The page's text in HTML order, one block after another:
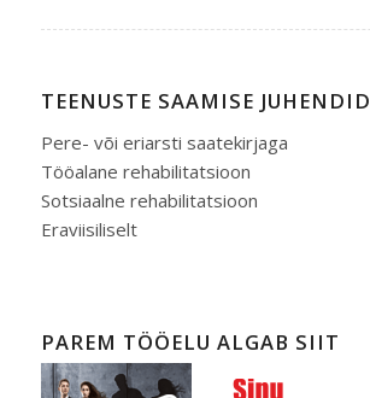
TEENUSTE SAAMISE JUHENDID
Pere- või eriarsti saatekirjaga
Tööalane rehabilitatsioon
Sotsiaalne rehabilitatsioon
Eraviisiliselt
PAREM TÖÖELU ALGAB SIIT